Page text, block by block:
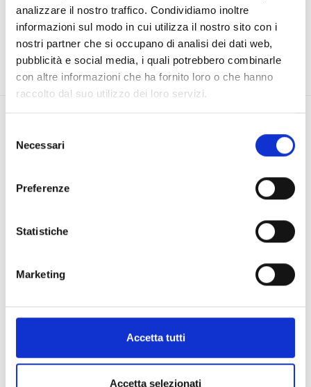
analizzare il nostro traffico. Condividiamo inoltre
informazioni sul modo in cui utilizza il nostro sito con i
nostri partner che si occupano di analisi dei dati web,
pubblicità e social media, i quali potrebbero combinarle
con altre informazioni che ha fornito loro o che hanno
raccolto dal suo utilizzo dei loro servizi.
delNecessari
Preferenze
Statistiche
Marketing
Accetta tutti
Accetta selezionati
Ombella-M'Poko, Ouaka, Haut-Mbomou, Basse-Kotto e
Haute-Kotto.
EMERGENZA: abbiamo bisogno
25 100€
Dona Ora